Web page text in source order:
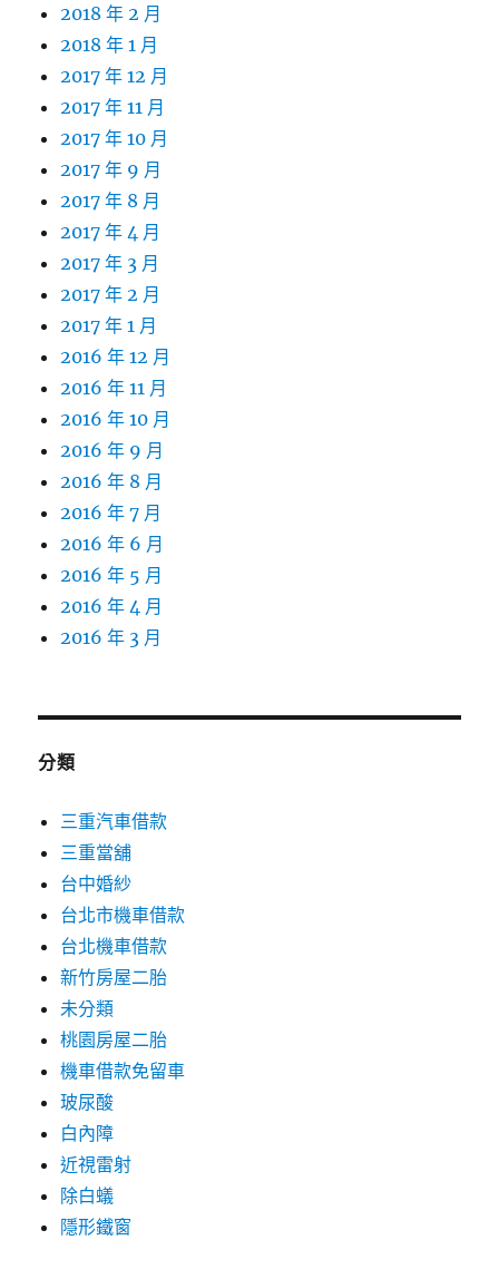
2018 年 2 月
2018 年 1 月
2017 年 12 月
2017 年 11 月
2017 年 10 月
2017 年 9 月
2017 年 8 月
2017 年 4 月
2017 年 3 月
2017 年 2 月
2017 年 1 月
2016 年 12 月
2016 年 11 月
2016 年 10 月
2016 年 9 月
2016 年 8 月
2016 年 7 月
2016 年 6 月
2016 年 5 月
2016 年 4 月
2016 年 3 月
分類
三重汽車借款
三重當舖
台中婚紗
台北市機車借款
台北機車借款
新竹房屋二胎
未分類
桃園房屋二胎
機車借款免留車
玻尿酸
白內障
近視雷射
除白蟻
隱形鐵窗